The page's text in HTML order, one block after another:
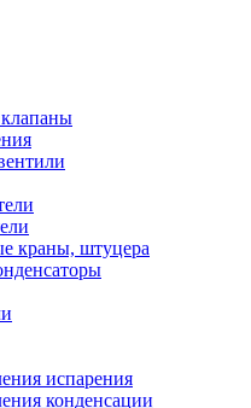
краны, штуцера
испарения
конденсации